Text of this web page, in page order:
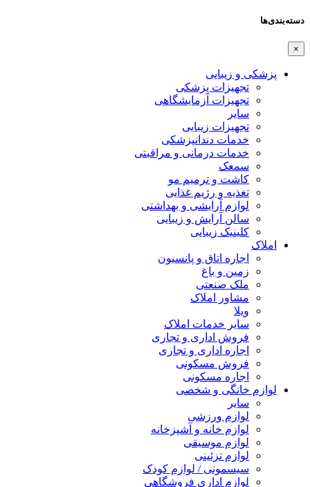
دسته‌بندی‌ها
×
پزشکی و زیبایی
تجهیزات پزشکی
تجهیزات آزمایشگاهی
سایر
تجهیزات زیبایی
خدمات دندانپزشکی
خدمات درمانی و مراقبتی
سمعک
کاشت و ترمیم مو
تغذیه و رژیم غذایی
لوازم آرایشی و بهداشتی
سالن آرایش و زیبایی
کلینیک زیبایی
املاک
اجاره اتاق و پانسیون
زمین و باغ
ملک صنعتی
مشاور املاک
ویلا
سایر خدمات املاک
فروش اداری و تجاری
اجاره اداری و تجاری
فروش مسکونی
اجاره مسکونی
لوازم خانگی و شخصی
سایر
لوازم ورزشی
لوازم خانه و آشپزخانه
لوازم موسیقی
لوازم تزئینی
سیسمونی / لوازم کودک
لوازم اداری فروشگاهی